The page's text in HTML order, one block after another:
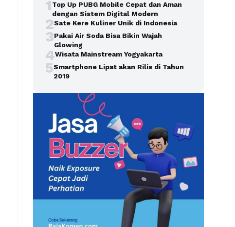
1Top Up PUBG Mobile Cepat dan Aman
dengan Sistem Digital Modern
2Sate Kere Kuliner Unik di Indonesia
3Pakai Air Soda Bisa Bikin Wajah
Glowing
4Wisata Mainstream Yogyakarta
5Smartphone Lipat akan Rilis di Tahun
2019